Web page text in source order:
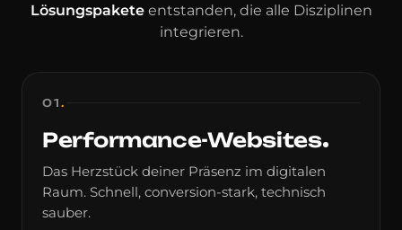
Lösungspaketeentstanden, die alle Disziplinen
integrieren.
01.
Performance-Websites
Das Herzstück deiner Präsenz im digitalen
Raum. Schnell, conversion-stark, technisch
sauber.